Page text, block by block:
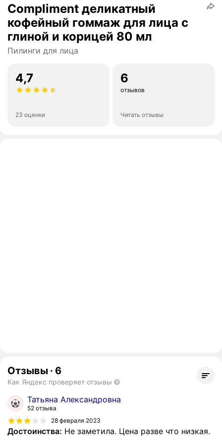
Compliment деликатный
кофейный гоммаж для лица с
глиной и корицей 80 мл
Пилинги для лица
4,7
23 оценки
6
отзывов
Читать отзывы
Отзывы · 6
Как Яндекс проверяет отзывы
Татьяна Александровна
52 отзыва
28 февраля 2023
Достоинства: Не заметила. Цена разве что низкая.